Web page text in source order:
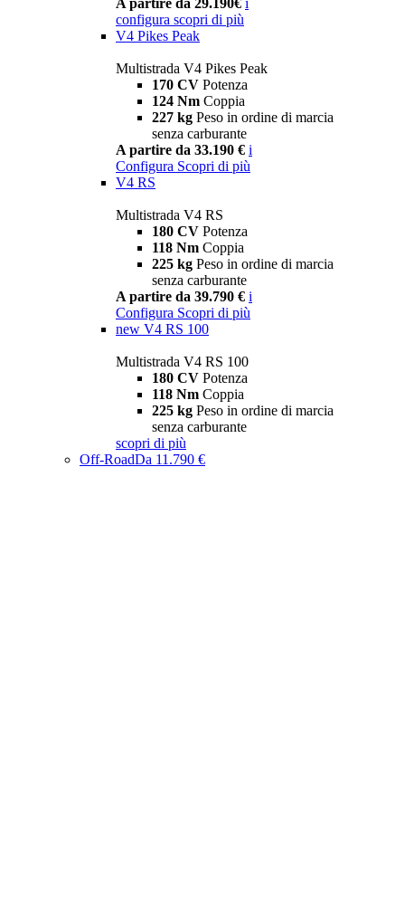
A partire da 29.190€ i
configura scopri di più
V4 Pikes Peak
Multistrada V4 Pikes Peak
170 CV Potenza
124 Nm Coppia
227 kg Peso in ordine di marcia
senza carburante
A partire da 33.190 € i
Configura Scopri di più
V4 RS
Multistrada V4 RS
180 CV Potenza
118 Nm Coppia
225 kg Peso in ordine di marcia
senza carburante
A partire da 39.790 € i
Configura Scopri di più
new V4 RS 100
Multistrada V4 RS 100
180 CV Potenza
118 Nm Coppia
225 kg Peso in ordine di marcia
senza carburante
scopri di più
Off-RoadDa 11.790 €